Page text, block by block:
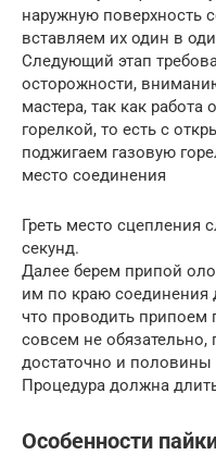
наружную поверхность
вставляем их один в
Следующий этап
осторожности,
мастера, так как работа
горелкой, то есть с
поджигаем газовую
место соединения
Греть место сцепления
секунд.
Далее берем припой
им по краю соединения
что проводить припоем
совсем не обязательно,
достаточно и половины
Процедура должна
Особенности